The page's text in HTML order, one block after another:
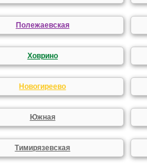
Полежаевская
Ховрино
Новогиреево
Южная
Тимирязевская